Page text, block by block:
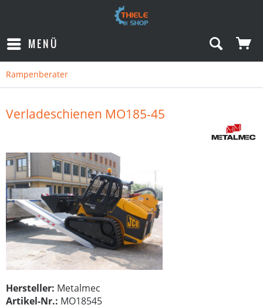
MENÜ
Rampenberater
Verladeschienen MO185-45
Hersteller: Metalmec
Artikel-Nr.: MO18545